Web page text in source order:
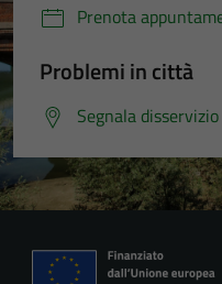
Prenota
Problemi in città
Segnala disservizio